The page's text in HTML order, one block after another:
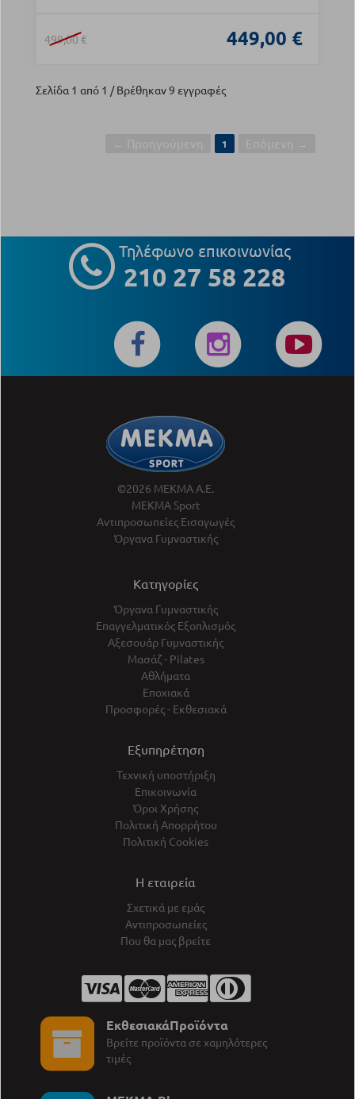
499,00 € 449,00 €
Σελίδα 1 από 1 / Βρέθηκαν 9 εγγραφές
1
Τηλέφωνο επικοινωνίας
210 27 58 228
©2026 ΜΕΚΜΑ Α.Ε.
ΜΕΚΜΑ Sport
Αντιπροσωπείες Εισαγωγές
Όργανα Γυμναστικής
Κατηγορίες
Όργανα Γυμναστικής
Επαγγελματικός Εξοπλισμός
Αξεσουάρ Γυμναστικής
Μασάζ - Pilates
Αθλήματα
Εποχιακά
Προσφορές - Εκθεσιακά
Εξυπηρέτηση
Τεχνική υποστήριξη
Επικοινωνία
Όροι Χρήσης
Πολιτική Απορρήτου
Πολιτική Cookies
Η εταιρεία
Σχετικά με εμάς
Αντιπροσωπείες
Που θα μας βρείτε
ΕκθεσιακάΠροϊόντα
Βρείτε προϊόντα σε χαμηλότερες
τιμές